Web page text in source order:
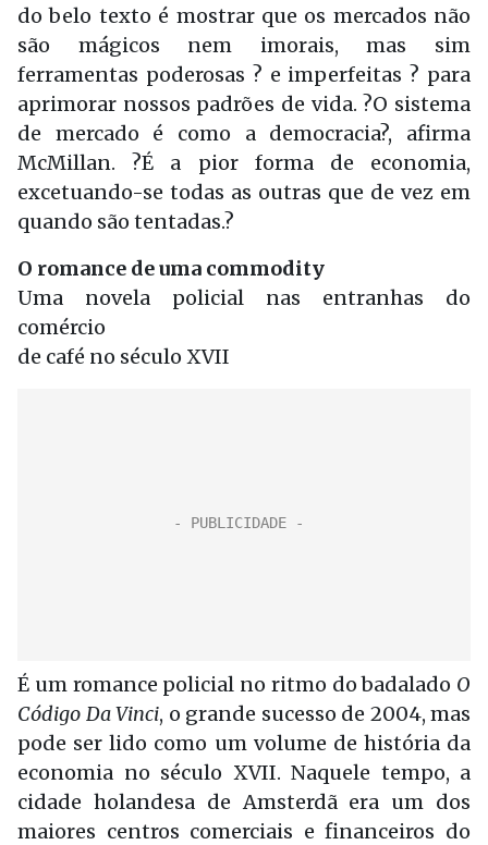
do belo texto é mostrar que os mercados não
são mágicos nem imorais, mas sim
ferramentas poderosas ? e imperfeitas ? para
aprimorar nossos padrões de vida. ?O sistema
de mercado é como a democracia?, afirma
McMillan. ?É a pior forma de economia,
excetuando-se todas as outras que de vez em
quando são tentadas.?
O romance de uma commodity
Uma novela policial nas entranhas do
comércio
de café no século XVII
É um romance policial no ritmo do badalado O
Código Da Vinci, o grande sucesso de 2004, mas
pode ser lido como um volume de história da
economia no século XVII. Naquele tempo, a
cidade holandesa de Amsterdã era um dos
maiores centros comerciais e financeiros do